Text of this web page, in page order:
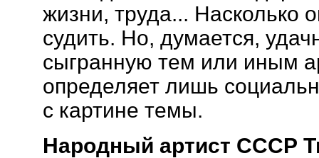
жизни, труда... Насколько
судить. Но, думается,
сыгранную тем или иным
определяет лишь
с картине темы.
Народный артист СССР